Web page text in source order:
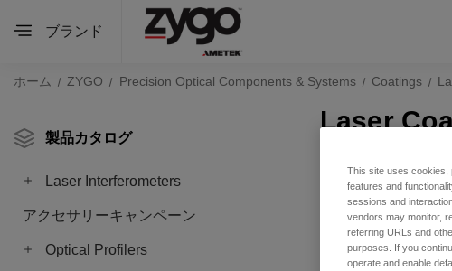
ブランド
ホーム ZYGO Precision Optical Components & Systems Coatings
製品カタログ
Laser Interferometers
アクセサリーキャンペーン
Optical Profilers
Laser
This site uses cookies,
features and
sessions and
vendors may monitor,
referring URLs and
purposes. If you
operate and enable